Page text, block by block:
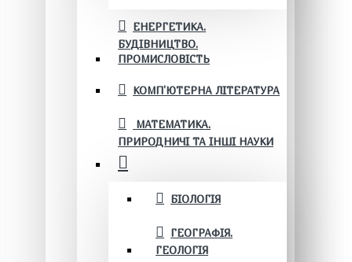
ЕНЕРГЕТИКА.
БУДІВНИЦТВО.
ПРОМИСЛОВІСТЬ
КОМП'ЮТЕРНА ЛІТЕРАТУРА
МАТЕМАТИКА.
ПРИРОДНИЧІ ТА ІНШІ НАУКИ
БІОЛОГІЯ
ГЕОГРАФІЯ.
ГЕОЛОГІЯ